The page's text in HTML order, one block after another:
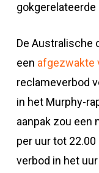
De Australische
een afgezwakte
reclameverbod
in het Murphy-
aanpak zou een
per uur tot
verbod in het